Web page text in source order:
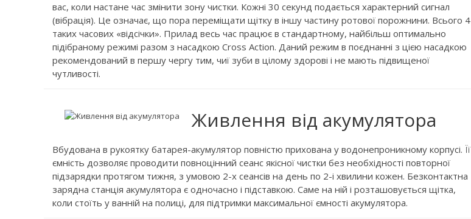
вас, коли настане час змінити зону чистки. Кожні 30 секунд подається характерний сигнал
(вібрація). Це означає, що пора переміщати щітку в іншу частину ротової порожнини. Всього 4
таких часових «відсічки». Прилад весь час працює в стандартному, найбільш оптимально
підібраному режимі разом з насадкою Cross Action. Даний режим в поєднанні з цією насадкою
рекомендований в першу чергу тим, чиї зуби в цілому здорові і не мають підвищеної
чутливості.
Живлення від акумулятора
Вбудована в рукоятку батарея-акумулятор повністю прихована у водонепроникному корпусі. Її
ємність дозволяє проводити повноцінний сеанс якісної чистки без необхідності повторної
підзарядки протягом тижня, з умовою 2-х сеансів на день по 2-і хвилини кожен. Безконтактна
зарядна станція акумулятора є одночасно і підставкою. Саме на ній і розташовується щітка,
коли стоїть у ванній на полиці, для підтримки максимальної ємності акумулятора.